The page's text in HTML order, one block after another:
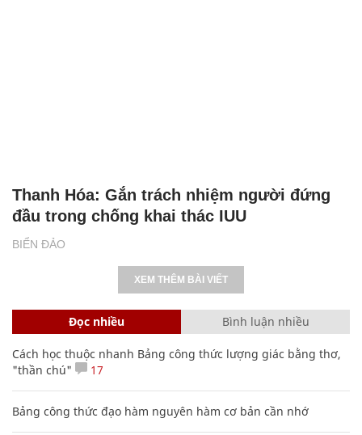
BIỂN ĐẢO
Thanh Hóa: Gắn trách nhiệm người đứng
đầu trong chống khai thác IUU
XEM THÊM BÀI VIẾT
Đọc nhiều Bình luận nhiều
Cách học thuộc nhanh Bảng công thức lượng giác bằng thơ,
"thần chú"
17
Bảng công thức đạo hàm nguyên hàm cơ bản cần nhớ